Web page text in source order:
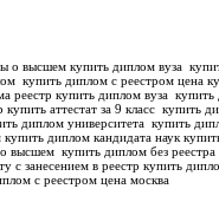
о высшем купить диплом вуза
купить диплом с реестром цена
реестр купить диплом вуза купить
аттестат за 9 класс купить
диплом университета купить
диплом кандидата наук
о высшем купить диплом без реестра
с занесением в реестр купить
с реестром цена москва